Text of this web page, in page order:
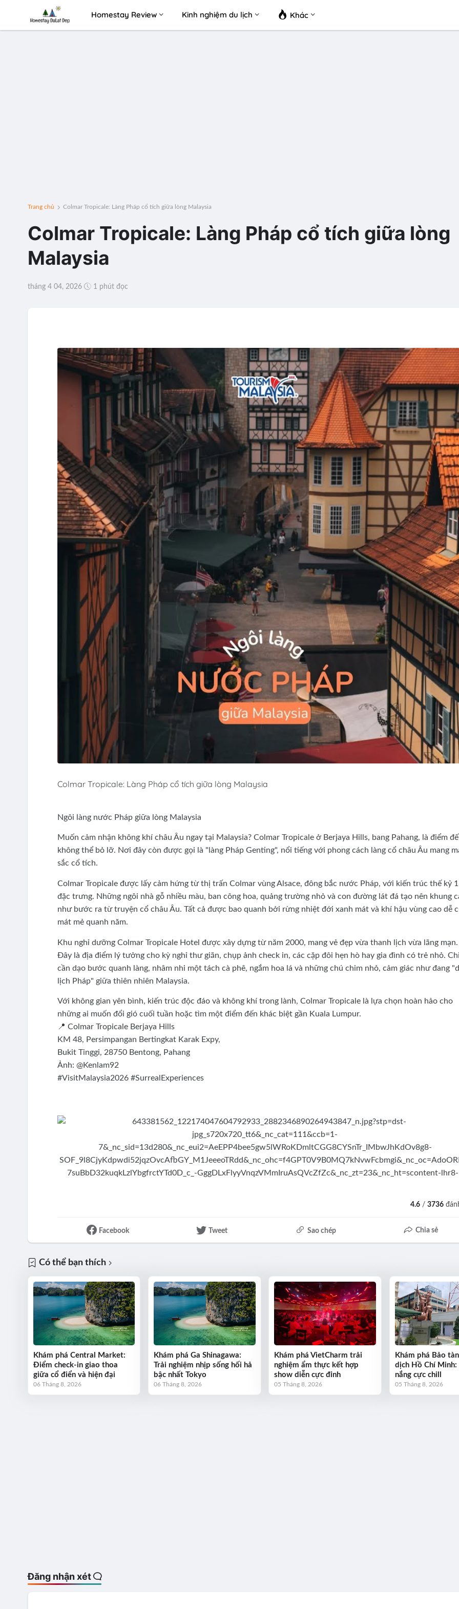
Homestay Review Kinh nghiệm du lịch Khác
Trang chủ Colmar Tropicale: Làng Pháp cổ tích giữa lòng Malaysia
Colmar Tropicale: Làng Pháp cổ tích giữa lòng
Malaysia
tháng 4 04, 2026 1 phút đọc
Colmar Tropicale: Làng Pháp cổ tích giữa lòng Malaysia
Ngôi làng nước Pháp giữa lòng Malaysia
Muốn cảm nhận không khí châu Âu ngay tại Malaysia? Colmar Tropicale ở Berjaya Hills, bang Pahang, là điểm
không thể bỏ lỡ. Nơi đây còn được gọi là "làng Pháp Genting", nổi tiếng với phong cách làng cổ châu Âu mang
sắc cổ tích.
Colmar Tropicale được lấy cảm hứng từ thị trấn Colmar vùng Alsace, đông bắc nước Pháp, với kiến trúc thế kỷ
đặc trưng. Những ngôi nhà gỗ nhiều màu, ban công hoa, quảng trường nhỏ và con đường lát đá tạo nên khung
như bước ra từ truyện cổ châu Âu. Tất cả được bao quanh bởi rừng nhiệt đới xanh mát và khí hậu vùng cao dễ
mát mẻ quanh năm.
Khu nghỉ dưỡng Colmar Tropicale Hotel được xây dựng từ năm 2000, mang vẻ đẹp vừa thanh lịch vừa lãng mạn.
Đây là địa điểm lý tưởng cho kỳ nghỉ thư giãn, chụp ảnh check in, các cặp đôi hẹn hò hay gia đình có trẻ nhỏ.
cần dạo bước quanh làng, nhâm nhi một tách cà phê, ngắm hoa lá và những chú chim nhỏ, cảm giác như đang
lịch Pháp" giữa thiên nhiên Malaysia.
Với không gian yên bình, kiến trúc độc đáo và không khí trong lành, Colmar Tropicale là lựa chọn hoàn hảo cho
những ai muốn đổi gió cuối tuần hoặc tìm một điểm đến khác biệt gần Kuala Lumpur.
📍 Colmar Tropicale Berjaya Hills
KM 48, Persimpangan Bertingkat Karak Expy,
Bukit Tinggi, 28750 Bentong, Pahang
Ảnh: @Kenlam92
#VisitMalaysia2026 #SurrealExperiences
4.6 /3736
Facebook Tweet Sao chép Chia sẻ
Có thể bạn thích
Khám phá Central Market:
Điểm check-in giao thoa
giữa cổ điển và hiện đại
06 Tháng 8, 2026
Khám phá Ga Shinagawa:
Trải nghiệm nhịp sống hối hả
bậc nhất Tokyo
06 Tháng 8, 2026
Khám phá VietCharm trải
nghiệm ẩm thực kết hợp
show diễn cực đỉnh
05 Tháng 8, 2026
Khám phá Bảo
dịch Hồ Chí Minh:
nắng cực chill
05 Tháng 8, 2026
Đăng nhận xét